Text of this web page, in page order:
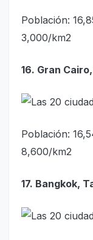
Población:
3,000/km2
16. Gran
Población:
8,600/km2
17. Bangkok,